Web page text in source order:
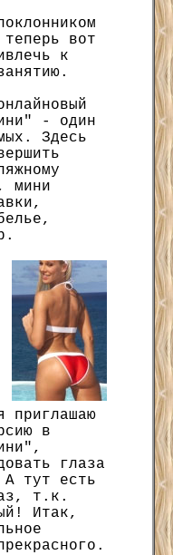
вот
к
- один
Здесь
мини
приглашаю
в
глаза
А тут есть
т.к.
Итак,